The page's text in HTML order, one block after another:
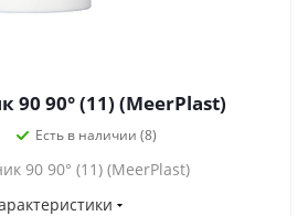
90 90° (11) (MeerPlast)
Есть в наличии (8)
90 90° (11) (MeerPlast)